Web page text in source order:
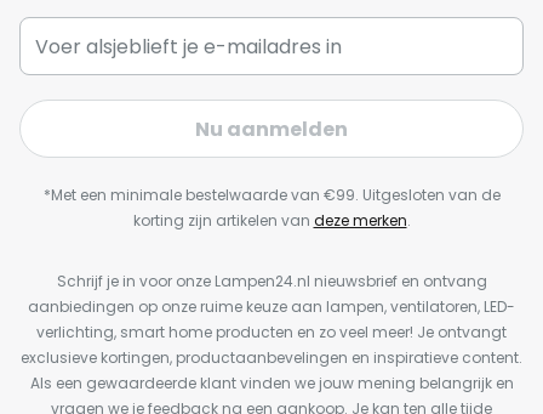
Nu aanmelden
*Met een minimale bestelwaarde van €99. Uitgesloten van de
korting zijn artikelen van deze merken.
Schrijf je in voor onze Lampen24.nl nieuwsbrief en ontvang
aanbiedingen op onze ruime keuze aan lampen, ventilatoren, LED-
verlichting, smart home producten en zo veel meer! Je ontvangt
exclusieve kortingen, productaanbevelingen en inspiratieve content.
Als een gewaardeerde klant vinden we jouw mening belangrijk en
vragen we je feedback na een aankoop. Je kan ten alle tijde